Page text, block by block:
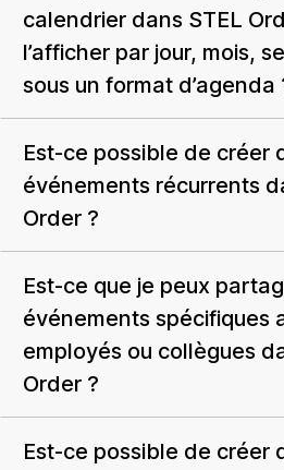
calendrier dans STEL
l’afficher par jour, mois,
sous un format d’agenda
Est-ce possible de créer
événements récurrents
Order ?
Est-ce que je peux
événements spécifiques
employés ou collègues
Order ?
Est-ce possible de créer